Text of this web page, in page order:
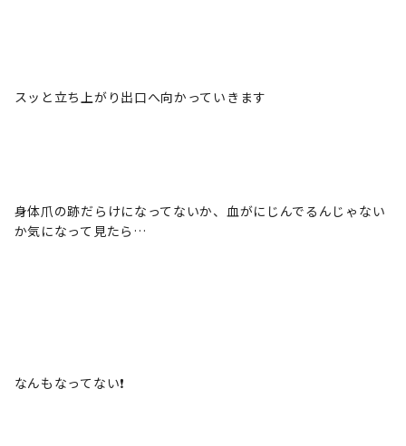
スッと立ち上がり出口へ向かっていきます
身体爪の跡だらけになってないか、血がにじんでるんじゃない
か気になって見たら…
なんもなってない❗